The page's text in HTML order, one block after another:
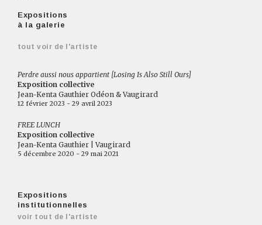
Expositions
à la galerie
tout voir de l'artiste
Perdre aussi nous appartient [Losing Is Also Still Ours]
Exposition collective
Jean-Kenta Gauthier Odéon & Vaugirard
12 février 2023 - 29 avril 2023
FREE LUNCH
Exposition collective
Jean-Kenta Gauthier | Vaugirard
5 décembre 2020 - 29 mai 2021
Expositions
institutionnelles
voir tout de l'artiste